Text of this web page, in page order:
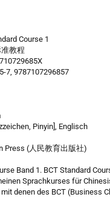
Course 1
教程
7, 9787107296857
Pinyin], Englisch
Press (人民教育出版社)
Band 1. BCT Standard
Sprachkurses für
denen des BCT (Business